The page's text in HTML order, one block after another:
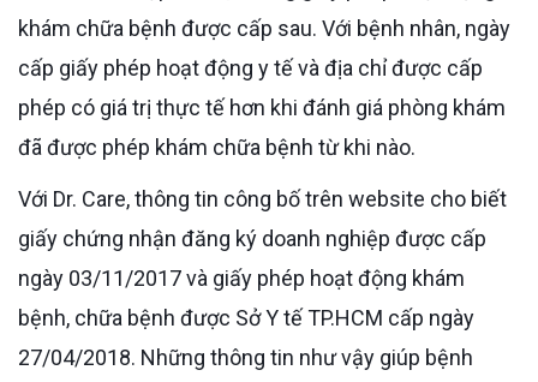
khám chữa bệnh được cấp sau. Với bệnh nhân, ngày
cấp giấy phép hoạt động y tế và địa chỉ được cấp
phép có giá trị thực tế hơn khi đánh giá phòng khám
đã được phép khám chữa bệnh từ khi nào.
Với Dr. Care, thông tin công bố trên website cho biết
giấy chứng nhận đăng ký doanh nghiệp được cấp
ngày 03/11/2017 và giấy phép hoạt động khám
bệnh, chữa bệnh được Sở Y tế TP.HCM cấp ngày
27/04/2018. Những thông tin như vậy giúp bệnh